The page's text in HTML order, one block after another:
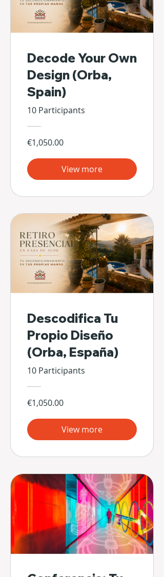
Decode Your Own
Design (Orba,
Spain)
10 Participants
€1,050.00
View more
Descodifica Tu
Propio Diseño
(Orba, España)
10 Participants
€1,050.00
View more